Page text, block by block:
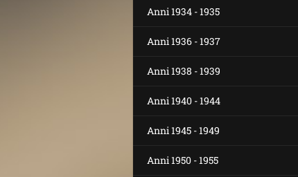
Anni 1934 - 1935
Anni 1936 - 1937
Anni 1938 - 1939
Anni 1940 - 1944
Anni 1945 - 1949
Anni 1950 - 1955